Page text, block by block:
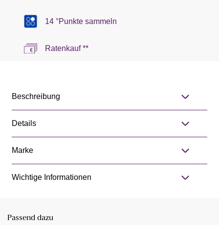
14 °Punkte sammeln
Ratenkauf **
Beschreibung
Details
Marke
Wichtige Informationen
Passend dazu